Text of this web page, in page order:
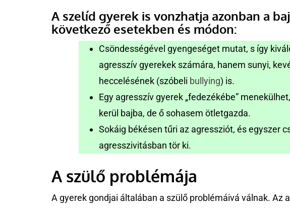
A szelíd gyerek is vonzhatja azonban a
következő esetekben és módon:
Csöndességével gyengeséget mutat, s így
agresszív gyerekek számára, hanem sunyi,
heccelésének (szóbeli bullying) is.
Egy agresszív gyerek „fedezékébe”
kerül bajba, de ő sohasem ötletgazda.
Sokáig békésen tűri az agressziót, és egyszer
agresszivitásban tör ki.
A szülő problémája
A gyerek gondjai általában a szülő problémáivá válnak. Az